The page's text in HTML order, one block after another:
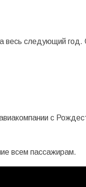
весь следующий год.
с
всем пассажирам.